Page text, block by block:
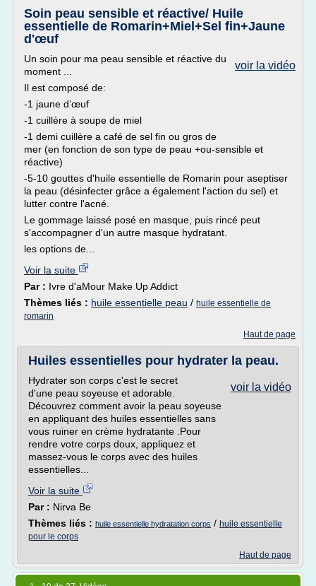
Soin peau sensible et réactive/ Huile
essentielle de Romarin+Miel+Sel fin+Jaune
d'œuf
voir la vidéo
Un soin pour ma peau sensible et réactive du
moment ...
Il est composé de:
-1 jaune d’œuf
-1 cuillère à soupe de miel
-1 demi cuillère a café de sel fin ou gros de
mer (en fonction de son type de peau +ou-sensible et
réactive)
-5-10 gouttes d'huile essentielle de Romarin pour aseptiser
la peau (désinfecter grâce a également l'action du sel) et
lutter contre l'acné.
Le gommage laissé posé en masque, puis rincé peut
s'accompagner d'un autre masque hydratant.
les options de...
Voir la suite
Par : Ivre d'aMour Make Up Addict
Thèmes liés : huile essentielle peau / huile essentielle de
romarin
Haut de page
Huiles essentielles pour hydrater la peau.
voir la vidéo
Hydrater son corps c'est le secret
d'une peau soyeuse et adorable.
Découvrez comment avoir la peau soyeuse
en appliquant des huiles essentielles sans
vous ruiner en crème hydratante .Pour
rendre votre corps doux, appliquez et
massez-vous le corps avec des huiles
essentielles...
Voir la suite
Par : Nirva Be
Thèmes liés : huile essentielle hydratation corps / huile essentielle
pour le corps
Haut de page